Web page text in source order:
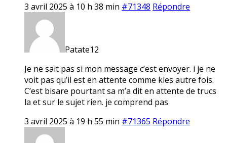
3 avril 2025 à 10 h 38 min #71348 Répondre
Patate12
Je ne sait pas si mon message c’est envoyer. i je ne
voit pas qu’il est en attente comme kles autre fois.
C’est bisare pourtant sa m’a dit en attente de trucs
la et sur le sujet rien. je comprend pas
3 avril 2025 à 19 h 55 min #71365 Répondre